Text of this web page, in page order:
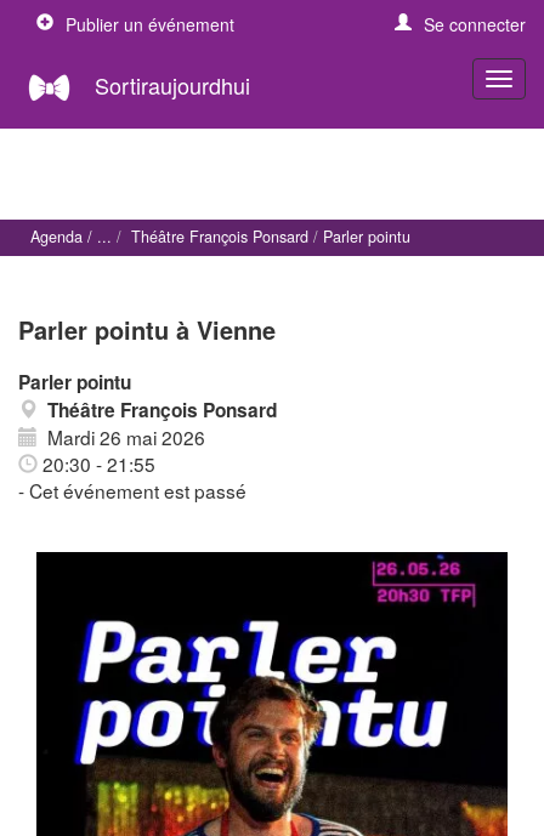
Publier un événement Se connecter
Sortiraujourdhui
Agenda Théâtre François Ponsard Parler pointu
Parler pointu à Vienne
Parler pointu
Théâtre François Ponsard
Mardi 26 mai 2026
20:30 - 21:55
- Cet événement est passé